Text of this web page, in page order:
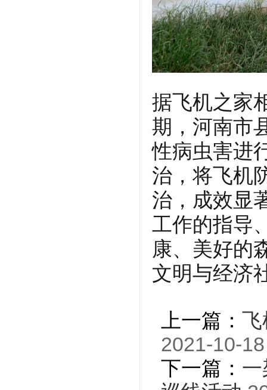
据飞机之家
期，河南市
性病虫害进
治，将飞机
治，成效显
工作的指导
康、美好的
文明与经济
上一篇： 飞
2021-10-
下一篇：